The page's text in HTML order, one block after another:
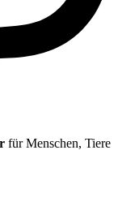
für Menschen, Tiere